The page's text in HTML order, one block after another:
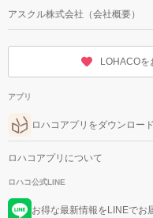
アスクル株式会社（会社概要）
LOHACO
アプリ
ロハコアプリをダウンロード
ロハコアプリについて
ロハコ公式LINE
お得な最新情報をLINEでお